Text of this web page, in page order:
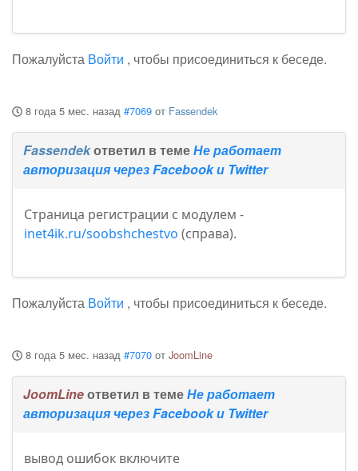
Пожалуйста Войти , чтобы присоединиться к беседе.
8 года 5 мес. назад #7069 от Fassendek
Fassendekответил в темеНе работает
авторизация через Facebook и Twitter
Страница регистрации с модулем -
inet4ik.ru/soobshchestvo (справа).
Пожалуйста Войти , чтобы присоединиться к беседе.
8 года 5 мес. назад #7070 от JoomLine
JoomLineответил в темеНе работает
авторизация через Facebook и Twitter
вывод ошибок включите